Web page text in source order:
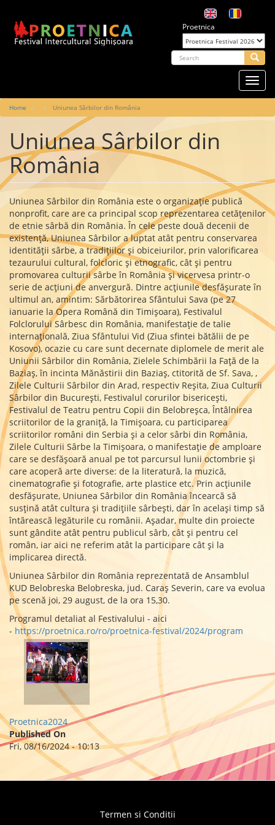
main
content
Proetnica
Main
navigation
Home Uniunea Sârbilor din România
Uniunea Sârbilor din
România
Uniunea Sârbilor din România este o organizație publică
nonprofit, care are ca principal scop reprezentarea cetățenilor
de etnie sârbă din România. În cele peste două decenii de
existență, Uniunea Sârbilor a luptat atât pentru conservarea
identității sârbe, a tradițiilor și obiceiurilor, prin valorificarea
tezaurului cultural, folcloric și etnografic, cât și pentru
promovarea culturii sârbe în România și vicervesa printr-o
serie de acțiuni de anvergură. Dintre acțiunile desfășurate în
ultimul an, amintim: Sărbătorirea Sfântului Sava (pe 27
ianuarie la Opera Română din Timişoara), Festivalul
Folclorului Sârbesc din România, manifestație de talie
internațională, Ziua Sfântului Vid (Ziua sfintei bătălii de pe
Kosovo), ocazie cu care sunt decernate diplomele de merit ale
Uniunii Sârbilor din România, Zielele Schimbării la Faţă de la
Baziaş, în incinta Mănăstirii din Baziaș, ctitorită de Sf. Sava, ,
Zilele Culturii Sârbilor din Arad, respectiv Reșita, Ziua Culturii
Sârbilor din Bucureşti, Festivalul corurilor bisericeşti,
Festivalul de Teatru pentru Copii din Belobreşca, Întâlnirea
scriitorilor de la graniţă, la Timişoara, cu participarea
scriitorilor români din Serbia şi a celor sârbi din România,
Zilele Culturii Sârbe la Timişoara, o manifestație de amploare
care se desfășoară anual pe tot parcursul lunii octombrie și
care acoperă arte diverse: de la literatură, la muzică,
cinematografie și fotografie, arte plastice etc. Prin acțiunile
desfășurate, Uniunea Sârbilor din România încearcă să
susțină atât cultura și tradițiile sârbești, dar în același timp să
întărească legăturile cu românii. Așadar, multe din proiecte
sunt gândite atât pentru publicul sârb, cât și pentru cel
român, iar aici ne referim atât la participare cât și la
implicarea directă.
Uniunea Sârbilor din România reprezentată de Ansamblul
KUD Belobreska Belobreska, jud. Caraș Severin, care va evolua
pe scenă joi, 29 august, de la ora 15,30.
Programul detaliat al Festivalului - aici
- https://proetnica.ro/ro/proetnica-festival/2024/program
Proetnica2024
Published On
Fri, 08/16/2024 - 10:13
Termen si Conditii